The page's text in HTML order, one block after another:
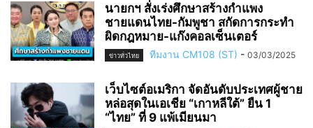
นายกฯ สั่งเร่งศึกษาสร้างกำแพง
ชายแดนไทย-กัมพูชา สกัดการกระทำ
ผิดกฎหมาย-แก๊งคอลเซ็นเตอร์
ข่าวทั่วไทย ทีมงาน CM108 (ST) - 03/03/2025
เว็บไซต์อเมริกา จัดอันดับประเทศผู้ชาย
หล่อสุดในเอเชีย “เกาหลีใต้” ยืน 1
“ไทย” ที่ 9 แพ้เมียนมา